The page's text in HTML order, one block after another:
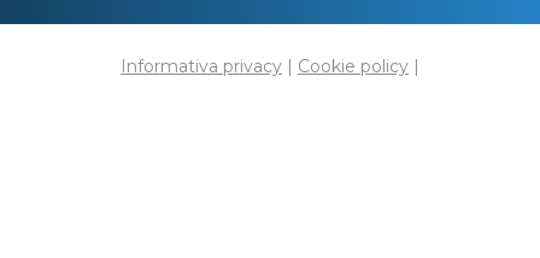
Informativa privacy | Cookie policy |